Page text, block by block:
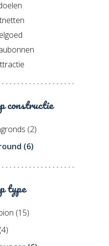
constructie
(2)
(6)
type
(15)